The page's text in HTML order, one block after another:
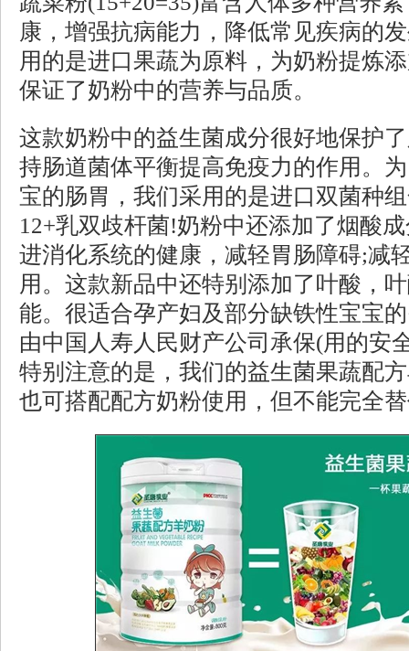
康，增强抗病能力，降低常见疾病的
用的是进口果蔬为原料，为奶粉提炼
保证了奶粉中的营养与品质。
这款奶粉中的益生菌成分很好地保护
持肠道菌体平衡提高免疫力的作用。
宝的肠胃，我们采用的是进口双菌种
12+乳双歧杆菌!奶粉中还添加了烟酸
进消化系统的健康，减轻胃肠障碍;减
用。这款新品中还特别添加了叶酸，
能。很适合孕产妇及部分缺铁性宝宝
由中国人寿人民财产公司承保(用的安
特别注意的是，我们的益生菌果蔬配
也可搭配配方奶粉使用，但不能完全